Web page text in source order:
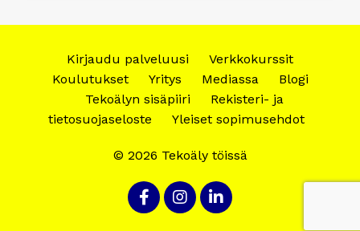
Kirjaudu palveluusi
Verkkokurssit
Koulutukset
Yritys Mediassa
Blogi
Tekoälyn sisäpiiri
Rekisteri- ja
tietosuojaseloste
Yleiset sopimusehdot
© 2026 Tekoäly töissä